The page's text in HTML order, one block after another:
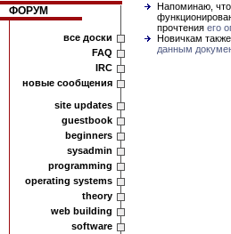
ФОРУМ
все доски
FAQ
IRC
новые сообщения
site updates
guestbook
beginners
sysadmin
programming
operating systems
theory
web building
software
Напоминаю,
прочтения его
Новичкам
данным